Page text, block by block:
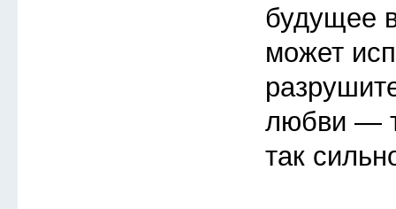
будущее
может
любви —
так